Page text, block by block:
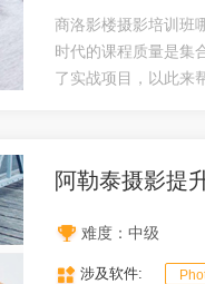
商洛影楼摄影培训班
时代的课程质量是集
了实战项目，以此来
阿勒泰摄影提
难度：中级
涉及软件: